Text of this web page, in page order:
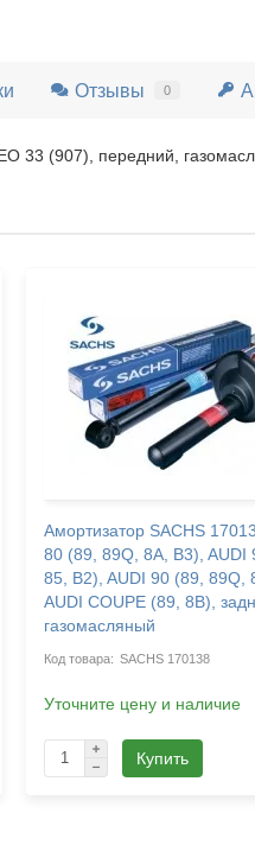
Отзывы 0
33 (907), передний,
Амортизатор SACHS
80 (89, 89Q, 8A, B3), AUDI
85, B2), AUDI 90 (89, 89Q,
AUDI COUPE (89, 8B),
газомасляный
SACHS 170138
Уточните цену и наличие
Купить